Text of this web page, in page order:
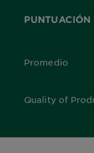
PUNTUACIÓN
Promedio
5,0 out of 5 stars
Quality of
5,0 out of 5 stars